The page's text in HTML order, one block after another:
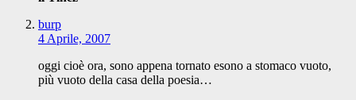
burp
4 Aprile, 2007
oggi cioè ora, sono appena tornato esono a stomaco vuoto,
più vuoto della casa della poesia…